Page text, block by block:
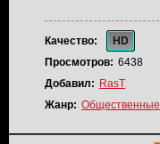
Качество:
HD
Просмотров: 6438
Добавил: RasT
Жанр: Общественные